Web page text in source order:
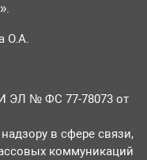
О.А.
ЭЛ № ФС 77-78073 от
в сфере связи,
коммуникаций